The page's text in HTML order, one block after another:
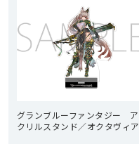
グランブルーファンタジー ア
クリルスタンド／オクタヴィア